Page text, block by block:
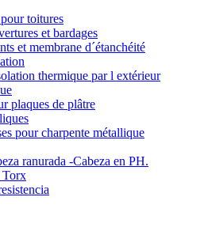
toitures
et bardages
et membrane d´étanchéité
thermique par l extérieur
plaques de plâtre
pour charpente métallique
ranurada -Cabeza en PH.
Torx